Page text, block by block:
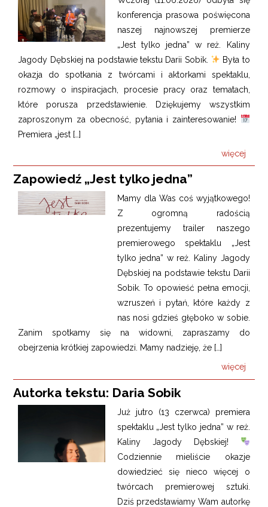
konferencja prasowa poświęcona
naszej najnowszej premierze
„Jest tylko jedna” w reż. Kaliny
Jagody Dębskiej na podstawie tekstu Darii Sobik.
Była to
okazja do spotkania z twórcami i aktorkami spektaklu,
rozmowy o inspiracjach, procesie pracy oraz tematach,
które porusza przedstawienie. Dziękujemy wszystkim
zaproszonym za obecność, pytania i zainteresowanie!
Premiera „jest […]
więcej
Zapowiedź „Jest tylko jedna”
Mamy dla Was coś wyjątkowego!
Z ogromną radością
prezentujemy trailer naszego
premierowego spektaklu „Jest
tylko jedna” w reż. Kaliny Jagody
Dębskiej na podstawie tekstu Darii
Sobik. To opowieść pełna emocji,
wzruszeń i pytań, które każdy z
nas nosi gdzieś głęboko w sobie.
Zanim spotkamy się na widowni, zapraszamy do
obejrzenia krótkiej zapowiedzi. Mamy nadzieję, że […]
więcej
Autorka tekstu: Daria Sobik
Już jutro (13 czerwca) premiera
spektaklu „Jest tylko jedna” w reż.
Kaliny Jagody Dębskiej!
Codziennie mieliście okazje
dowiedzieć się nieco więcej o
twórcach premierowej sztuki.
Dziś przedstawiamy Wam autorkę